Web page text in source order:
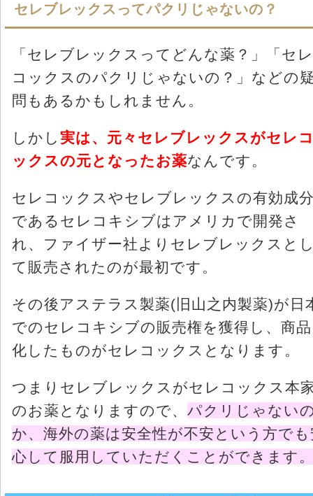
セレブレックスってパクリじゃないの？
「セレブレックスってどんな薬？」「セレ
コックスのパクリじゃないの？」などの
問もあるかもしれません。
しかし 実は、元々セレブレックスがセレ
ックスの元となったお薬なんです。
セレコックスやセレブレックスの有効成
であるセレコキシブはアメリカで開発さ
れ、ファイザー社よりセレブレックスと
て販売されたのが最初です。
その後アステラス製薬(旧山之内製薬)が日
でのセレコキシブの販売権を獲得し、商品
化したものがセレコックスとなります。
つまりセレブレックスがセレコックス本
のお薬となりますので、 パクリじゃない
か、海外の薬は安全性が不安という方でも
心して服用していただくことができます